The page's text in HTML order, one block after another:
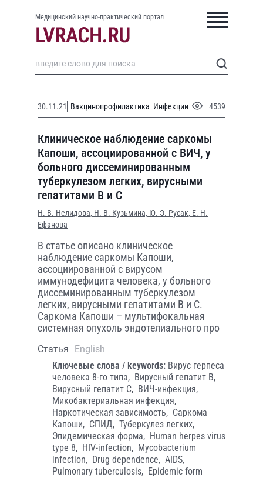
Медицинский научно-практический портал
30.11.21 Вакцинопрофилактика Инфекции 4539
Клиническое наблюдение саркомы
Капоши, ассоциированной с ВИЧ, у
больного диссеминированным
туберкулезом легких, вирусными
гепатитами В и С
Н. В. Нелидова, Н. В. Кузьмина, Ю. Э. Русак, Е. Н.
Ефанова
В статье описано клиническое
наблюдение саркомы Капоши,
ассоциированной с вирусом
иммунодефицита человека, у больного
диссеминированным туберкулезом
легких, вирусными гепатитами В и С.
Саркома Капоши – мультифокальная
системная опухоль эндотелиального про
Статья
English
Ключевые слова / keywords: Вирус герпеса
человека 8-го типа, Вирусный гепатит В,
Вирусный гепатит С, ВИЧ-инфекция,
Микобактериальная инфекция,
Наркотическая зависимость, Саркома
Капоши, СПИД, Туберкулез легких,
Эпидемическая форма, Human herpes virus
type 8, HIV-infection, Mycobacterium
infection, Drug dependence, AIDS,
Pulmonary tuberculosis, Epidemic form